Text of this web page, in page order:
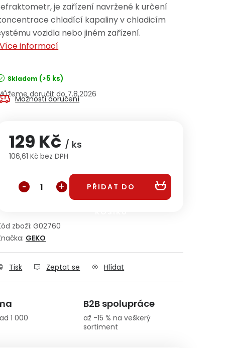
je zařízení navržené k určení
chladící kapaliny v chladicím
vozidla nebo jiném zařízení.
Více informací
Skladem (>5 ks)
7.8.2026
Možnosti doručení
129 Kč / ks
106,61 Kč bez DPH
PŘIDAT DO
zboží: G02760
GEKO
Tisk Zeptat se Hlídat
1 000
B2B spolupráce
až -15 % na veškerý
sortiment